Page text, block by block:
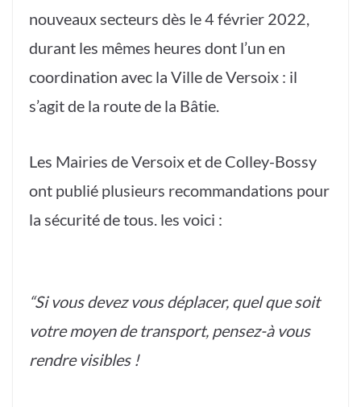
nouveaux secteurs dès le 4 février 2022,
durant les mêmes heures dont l’un en
coordination avec la Ville de Versoix : il
s’agit de la route de la Bâtie.
Les Mairies de Versoix et de Colley-Bossy
ont publié plusieurs recommandations pour
la sécurité de tous. les voici :
“Si vous devez vous déplacer, quel que soit
votre moyen de transport, pensez-à vous
rendre visibles !